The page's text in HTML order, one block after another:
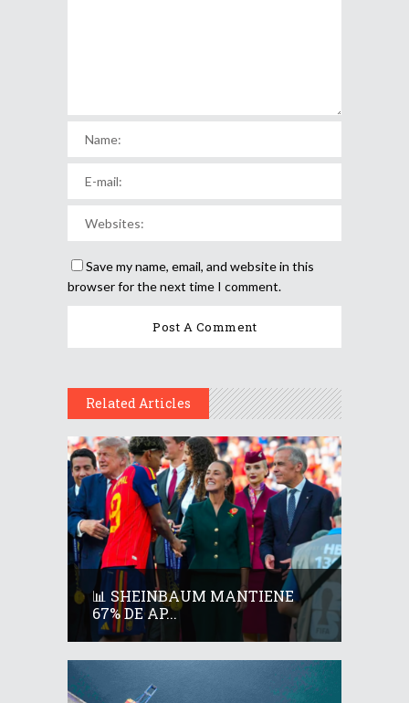
Save my name, email, and website in this
browser for the next time I comment.
Related Articles
📊 SHEINBAUM MANTIENE
67% DE AP...